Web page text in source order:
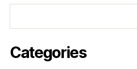
Categories